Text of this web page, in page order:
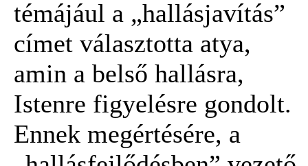
témájául a „hallásjavítás”
címet választotta atya,
amin a belső hallásra,
Istenre figyelésre gondolt.
Ennek megértésére, a